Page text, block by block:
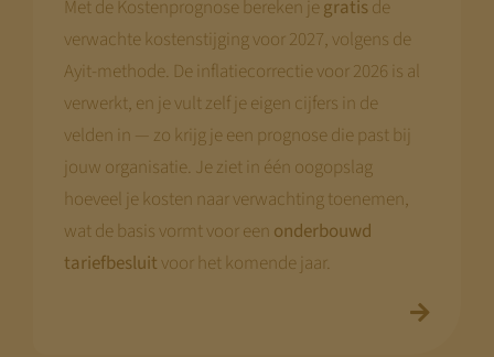
Met de Kostenprognose bereken jegratisde
verwachte kostenstijging voor 2027, volgens de
Ayit-methode. De inflatiecorrectie voor 2026 is al
verwerkt, en je vult zelf je eigen cijfers in de
velden in — zo krijg je een prognose die past bij
jouw organisatie. Je ziet in één oogopslag
hoeveel je kosten naar verwachting toenemen,
wat de basis vormt voor een onderbouwd
tariefbesluitvoor het komende jaar.